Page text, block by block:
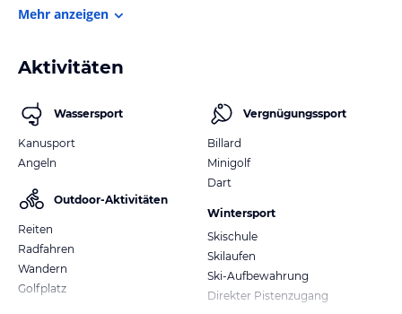
Mehr anzeigen
Aktivitäten
Wassersport
Kanusport
Angeln
Outdoor-Aktivitäten
Reiten
Radfahren
Wandern
Golfplatz
Vergnügungssport
Billard
Minigolf
Dart
Wintersport
Skischule
Skilaufen
Ski-Aufbewahrung
Direkter Pistenzugang